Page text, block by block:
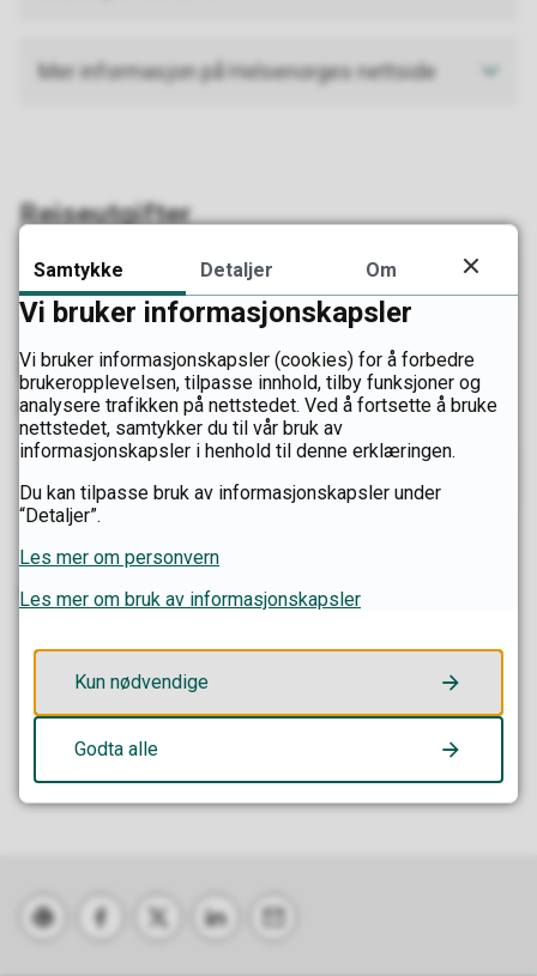
Mer informasjon på Helsenorges nettside
Reiseutgifter
Dekning av reiseutgifter til tannbehandling
Informasjon om tannhelse på andre
språk
Sist endret 09.06.2026 11.08
Fant du det du lette etter?
Samtykke Detaljer Om
Vi bruker informasjonskapsler
Vi bruker informasjonskapsler (cookies) for å forbedre
brukeropplevelsen, tilpasse innhold, tilby funksjoner og
analysere trafikken på nettstedet. Ved å fortsette å bruke
nettstedet, samtykker du til vår bruk av
informasjonskapsler i henhold til denne erklæringen.
Du kan tilpasse bruk av informasjonskapsler under
“Detaljer”.
Les mer om personvern
Les mer om bruk av informasjonskapsler
Kun nødvendige
Godta alle